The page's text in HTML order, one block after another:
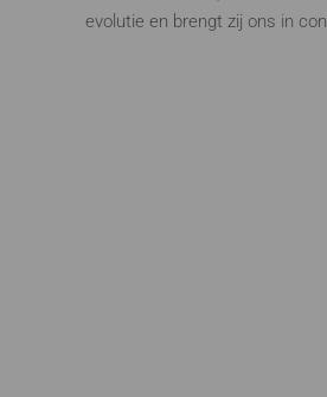
evolutie en brengt zij ons in